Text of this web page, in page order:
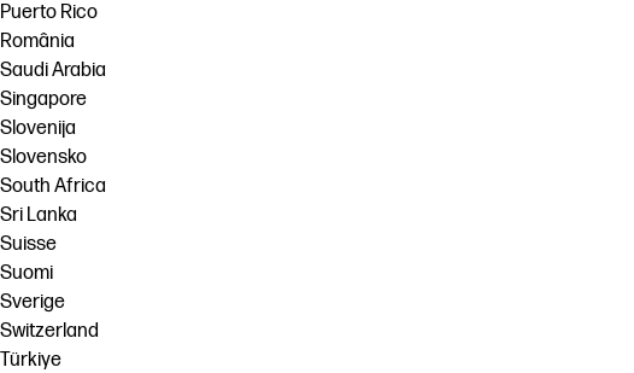
Puerto Rico
România
Saudi Arabia
Singapore
Slovenija
Slovensko
South Africa
Sri Lanka
Suisse
Suomi
Sverige
Switzerland
Türkiye